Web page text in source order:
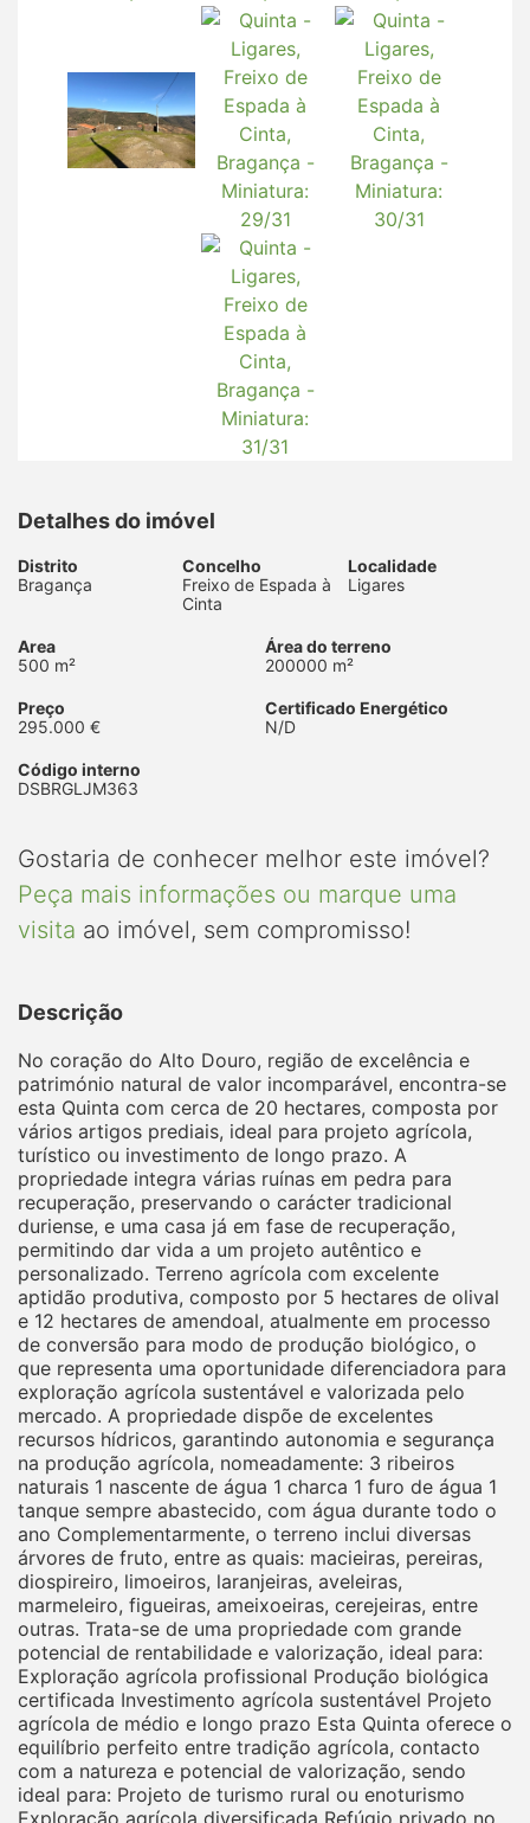
Detalhes do imóvel
Distrito
Bragança
Concelho
Freixo de Espada à
Cinta
Localidade
Ligares
Area
500 m²
Área do terreno
200000 m²
Preço
295.000 €
Certificado Energético
N/D
Código interno
DSBRGLJM363
Gostaria de conhecer melhor este imóvel?
Peça mais informações ou marque uma
visita ao imóvel, sem compromisso!
Descrição
No coração do Alto Douro, região de excelência e
património natural de valor incomparável, encontra-se
esta Quinta com cerca de 20 hectares, composta por
vários artigos prediais, ideal para projeto agrícola,
turístico ou investimento de longo prazo. A
propriedade integra várias ruínas em pedra para
recuperação, preservando o carácter tradicional
duriense, e uma casa já em fase de recuperação,
permitindo dar vida a um projeto autêntico e
personalizado. Terreno agrícola com excelente
aptidão produtiva, composto por 5 hectares de olival
e 12 hectares de amendoal, atualmente em processo
de conversão para modo de produção biológico, o
que representa uma oportunidade diferenciadora para
exploração agrícola sustentável e valorizada pelo
mercado. A propriedade dispõe de excelentes
recursos hídricos, garantindo autonomia e segurança
na produção agrícola, nomeadamente: 3 ribeiros
naturais 1 nascente de água 1 charca 1 furo de água 1
tanque sempre abastecido, com água durante todo o
ano Complementarmente, o terreno inclui diversas
árvores de fruto, entre as quais: macieiras, pereiras,
diospireiro, limoeiros, laranjeiras, aveleiras,
marmeleiro, figueiras, ameixoeiras, cerejeiras, entre
outras. Trata-se de uma propriedade com grande
potencial de rentabilidade e valorização, ideal para:
Exploração agrícola profissional Produção biológica
certificada Investimento agrícola sustentável Projeto
agrícola de médio e longo prazo Esta Quinta oferece o
equilíbrio perfeito entre tradição agrícola, contacto
com a natureza e potencial de valorização, sendo
ideal para: Projeto de turismo rural ou enoturismo